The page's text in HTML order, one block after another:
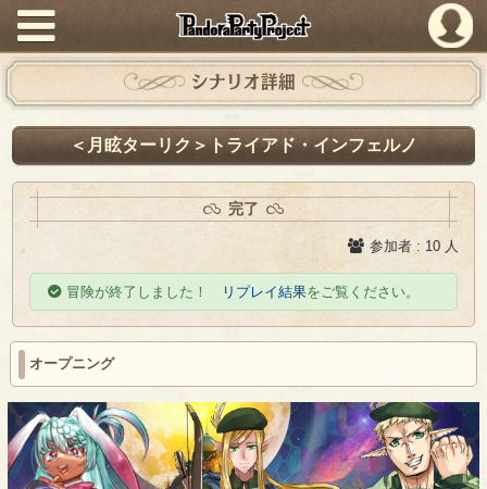
PandoraPartyProject
シナリオ詳細
＜月眩ターリク＞トライアド・インフェルノ
完了
参加者 : 10 人
冒険が終了しました！ リプレイ結果をご覧ください。
オープニング